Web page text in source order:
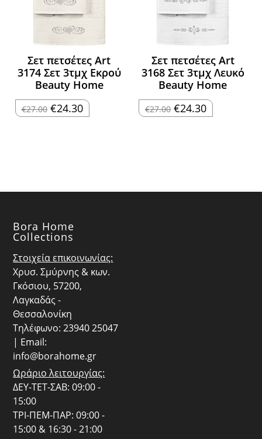
Σετ πετσέτες Art
3174 Σετ 3τμχ Εκρού
Beauty Home
€27.00 Original
price
€24.30Η
τρέχουσα
Σετ πετσέτες Art
3168 Σετ 3τμχ Λευκό
Beauty Home
€27.00 Original
price
€24.30Η
τρέχουσα
Bora Home
Collections
Στοιχεία επικοινωνίας:
Χρυσ. Σμύρνης & κων.
Γκόσιου, 57200,
Λαγκαδάς -
Θεσσαλονίκη
Τηλέφωνο: 23940 25047
| Email:
info@borahome.gr
Ωράριο λειτουργίας:
ΔΕΥ-ΤΕΤ-ΣΑΒ: 09:00 -
15:00
ΤΡΙ-ΠΕΜ-ΠΑΡ: 09:00 -
15:00 & 16:30 - 21:00